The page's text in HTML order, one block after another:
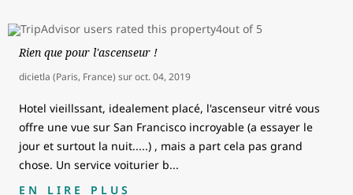
Rien que pour l'ascenseur !
dicietla (Paris, France) suroct. 04, 2019
Hotel vieillssant, idealement placé, l'ascenseur vitré vous
offre une vue sur San Francisco incroyable (a essayer le
jour et surtout la nuit.....) , mais a part cela pas grand
chose. Un service voiturier b...
EN LIRE PLUS